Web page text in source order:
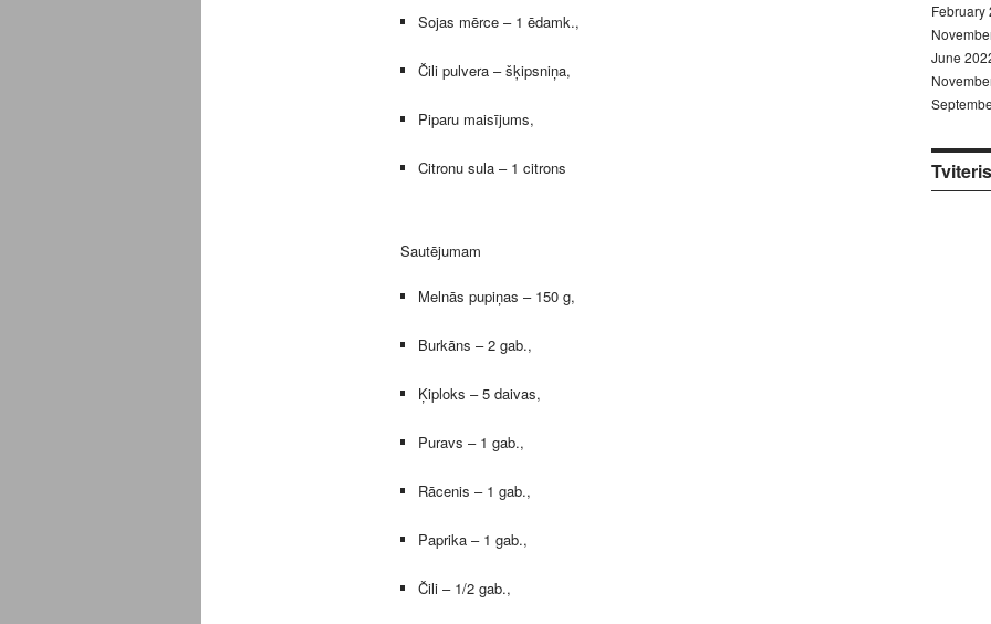
Sojas mērce – 1 ēdamk.,
Čili pulvera – šķipsniņa,
Piparu maisījums,
Citronu sula – 1 citrons
Sautējumam
Melnās pupiņas – 150 g,
Burkāns – 2 gab.,
Ķiploks – 5 daivas,
Puravs – 1 gab.,
Rācenis – 1 gab.,
Paprika – 1 gab.,
Čili – 1/2 gab.,
February
June
Tviteris